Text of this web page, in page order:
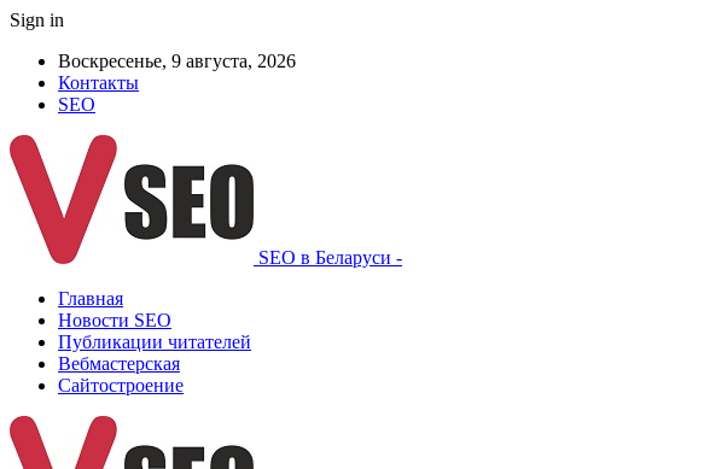
Sign in
Воскресенье, 9 августа, 2026
Контакты
SEO
SEO в Беларуси -
Главная
Новости SEO
Публикации читателей
Вебмастерская
Сайтостроение